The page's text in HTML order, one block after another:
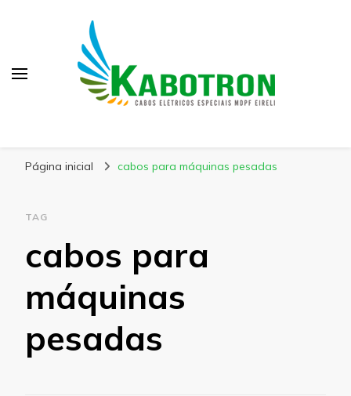
Página inicial cabos para máquinas pesadas
TAG
cabos para
máquinas
pesadas